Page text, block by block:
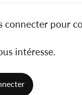
connecter pour
intéresse.